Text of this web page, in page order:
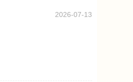
2026-07-13